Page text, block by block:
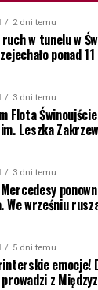
2 dni temu
w tunelu w
ponad
3 dni temu
Flota
Leszka
3 dni temu
We wrześniu
5 dni temu
emocje!
z